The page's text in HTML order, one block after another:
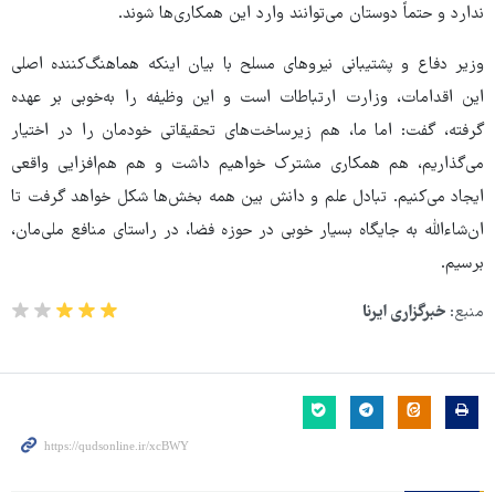
ندارد و حتماً دوستان می‌توانند وارد این همکاری‌ها شوند.
وزیر دفاع و پشتیبانی نیروهای مسلح با بیان اینکه هماهنگ‌کننده اصلی
این اقدامات، وزارت ارتباطات است و این وظیفه را به‌خوبی بر عهده
گرفته، گفت: اما ما، هم زیرساخت‌های تحقیقاتی خودمان را در اختیار
می‌گذاریم، هم همکاری مشترک خواهیم داشت و هم هم‌افزایی واقعی
ایجاد می‌کنیم. تبادل علم و دانش بین همه بخش‌ها شکل خواهد گرفت تا
ان‌شاءالله به جایگاه بسیار خوبی در حوزه فضا، در راستای منافع ملی‌مان،
برسیم.
منبع: خبرگزاری ایرنا